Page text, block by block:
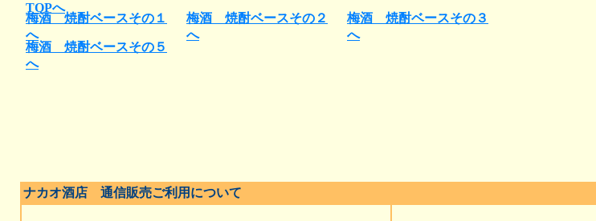
TOPへ
梅酒 焼酎ベースその１
へ
梅酒 焼酎ベースその２
へ
梅酒 焼酎ベースその３
へ
梅酒 焼酎ベースその５
へ
ナカオ酒店 通信販売ご利用について